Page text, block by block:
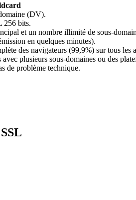
(DV).
256 bits.
et un nombre illimité de sous-
en quelques minutes).
des navigateurs (99,9%) sur tous les
avec plusieurs sous-domaines ou des
de problème technique.